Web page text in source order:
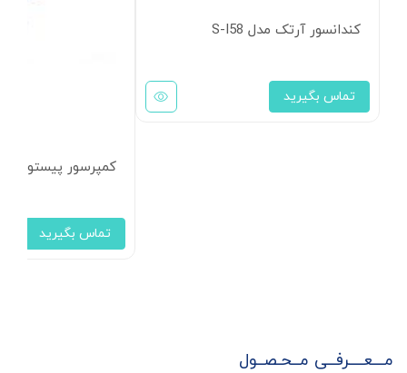
کندانسور آرتک مدل S-I58
تماس بگیرید
کمپرسور پیستونی 40 اسب بخار بوک سری HGX6/1410-4 S
تماس بگیرید
مـــعــــرفــی مــحـصــول